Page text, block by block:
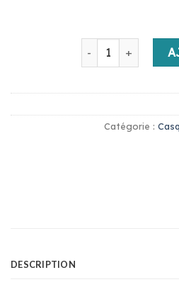
quantité de
Catégorie :
DESCRIPTION